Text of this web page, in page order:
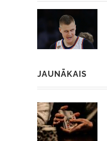
JAUNĀKAIS